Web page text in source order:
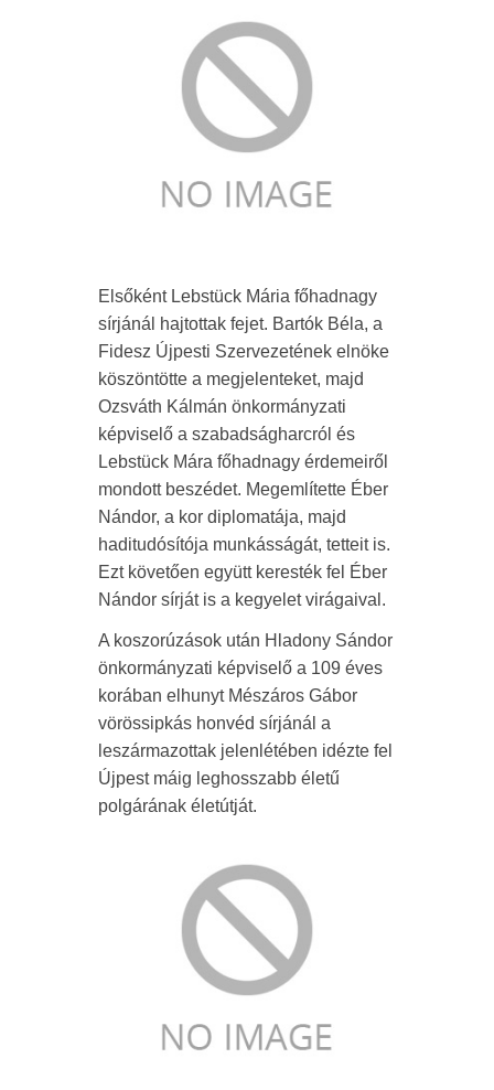
Elsőként Lebstück Mária főhadnagy
sírjánál hajtottak fejet. Bartók Béla, a
Fidesz Újpesti Szervezetének elnöke
köszöntötte a megjelenteket, majd
Ozsváth Kálmán önkormányzati
képviselő a szabadságharcról és
Lebstück Mára főhadnagy érdemeiről
mondott beszédet. Megemlítette Éber
Nándor, a kor diplomatája, majd
haditudósítója munkásságát, tetteit is.
Ezt követően együtt keresték fel Éber
Nándor sírját is a kegyelet virágaival.
A koszorúzások után Hladony Sándor
önkormányzati képviselő a 109 éves
korában elhunyt Mészáros Gábor
vörössipkás honvéd sírjánál a
leszármazottak jelenlétében idézte fel
Újpest máig leghosszabb életű
polgárának életútját.